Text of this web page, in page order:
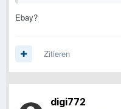
Ebay?
Zitieren
digi772